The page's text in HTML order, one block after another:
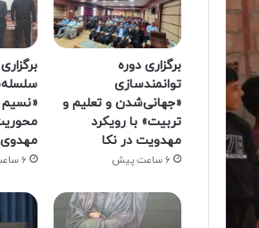
برگزاری دوره
توانمندسازی
«جهانی‌شدن و تعلیم و
تربیت» با رویکرد
مهدویت در نکا
6 ساعت پیش
برگزاری
«نسیم
مهدوی
6 ساعت پیش